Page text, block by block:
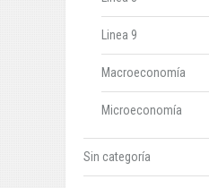
Linea 9
Macroeconomía
Microeconomía
Sin categoría